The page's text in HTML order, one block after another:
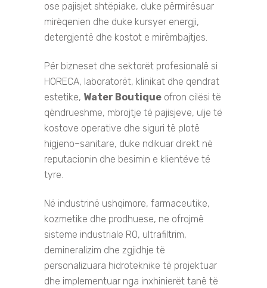
ose pajisjet shtëpiake, duke përmirësuar
mirëqenien dhe duke kursyer energji,
detergjentë dhe kostot e mirëmbajtjes.
Për bizneset dhe sektorët profesionalë si
HORECA, laboratorët, klinikat dhe qendrat
estetike, Water Boutique ofron cilësi të
qëndrueshme, mbrojtje të pajisjeve, ulje të
kostove operative dhe siguri të plotë
higjeno–sanitare, duke ndikuar direkt në
reputacionin dhe besimin e klientëve të
tyre.
Në industrinë ushqimore, farmaceutike,
kozmetike dhe prodhuese, ne ofrojmë
sisteme industriale RO, ultrafiltrim,
demineralizim dhe zgjidhje të
personalizuara hidroteknike të projektuar
dhe implementuar nga inxhinierët tanë të